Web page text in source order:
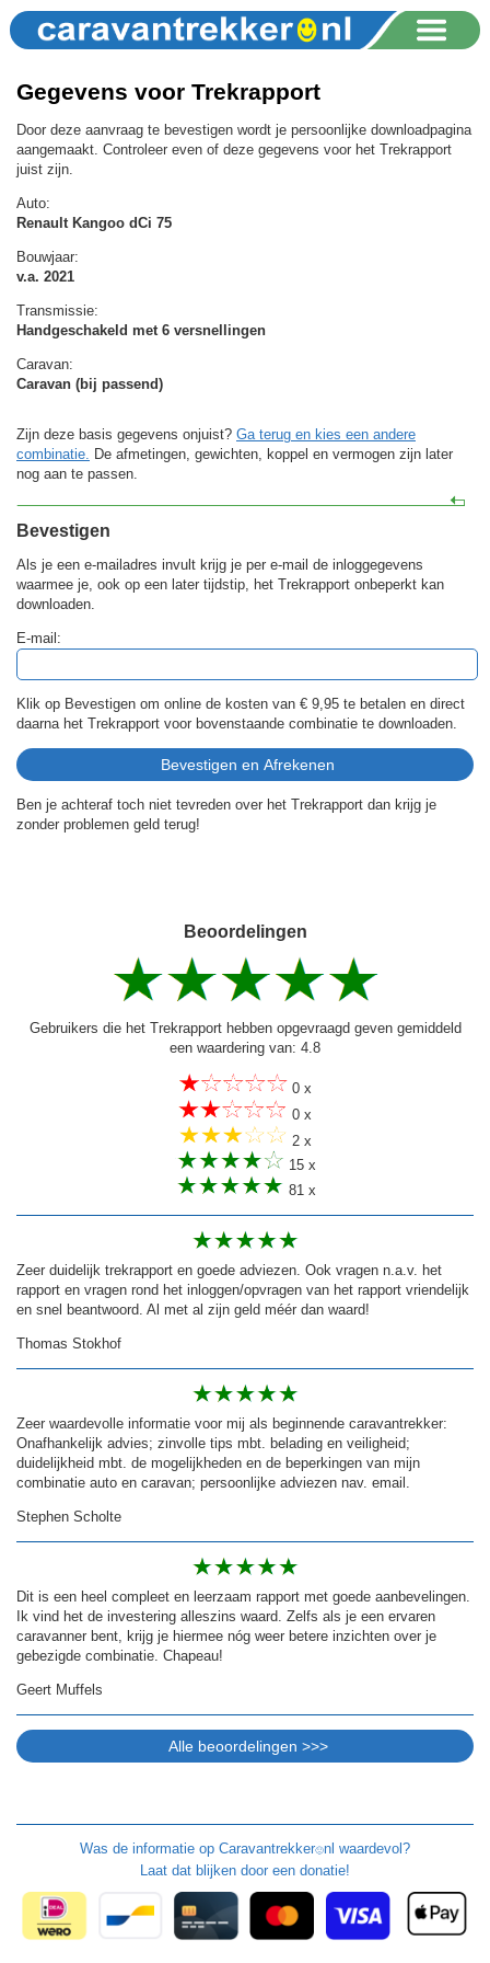
Gegevens voor Trekrapport
Door deze aanvraag te bevestigen wordt je persoonlijke downloadpagina
aangemaakt. Controleer even of deze gegevens voor het Trekrapport
juist zijn.
Auto:
Renault Kangoo dCi 75
Bouwjaar:
v.a. 2021
Transmissie:
Handgeschakeld met 6 versnellingen
Caravan:
Caravan (bij passend)
Zijn deze basis gegevens onjuist? Ga terug en kies een andere
combinatie. De afmetingen, gewichten, koppel en vermogen zijn later
nog aan te passen.
Bevestigen
Als je een e-mailadres invult krijg je per e-mail de inloggegevens
waarmee je, ook op een later tijdstip, het Trekrapport onbeperkt kan
downloaden.
E-mail:
Klik op Bevestigen om online de kosten van € 9,95 te betalen en direct
daarna het Trekrapport voor bovenstaande combinatie te downloaden.
Ben je achteraf toch niet tevreden over het Trekrapport dan krijg je
zonder problemen geld terug!
Beoordelingen
Gebruikers die het Trekrapport hebben opgevraagd geven gemiddeld
een waardering van: 4.8
0 x
0 x
2 x
15 x
81 x
Zeer duidelijk trekrapport en goede adviezen. Ook vragen n.a.v. het
rapport en vragen rond het inloggen/opvragen van het rapport vriendelijk
en snel beantwoord. Al met al zijn geld méér dan waard!
Thomas Stokhof
Zeer waardevolle informatie voor mij als beginnende caravantrekker:
Onafhankelijk advies; zinvolle tips mbt. belading en veiligheid;
duidelijkheid mbt. de mogelijkheden en de beperkingen van mijn
combinatie auto en caravan; persoonlijke adviezen nav. email.
Stephen Scholte
Dit is een heel compleet en leerzaam rapport met goede aanbevelingen.
Ik vind het de investering alleszins waard. Zelfs als je een ervaren
caravanner bent, krijg je hiermee nóg weer betere inzichten over je
gebezigde combinatie. Chapeau!
Geert Muffels
Was de informatie op Caravantrekker🙂nl waardevol?
Laat dat blijken door een donatie!